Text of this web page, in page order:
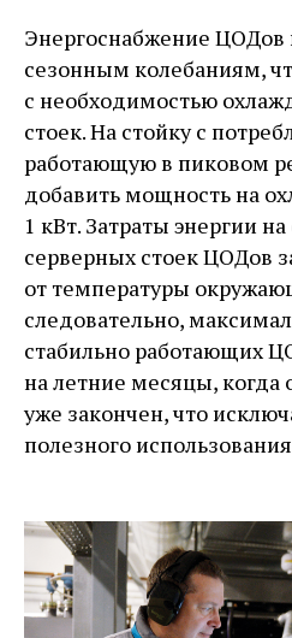
Энергоснабжение
сезонным колебаниям,
с необходимостью
стоек. На стойку с
работающую в пиковом
добавить мощность на
1 кВт. Затраты энергии
серверных стоек ЦОДов
от температуры
следовательно,
стабильно работающих
на летние месяцы, когда
уже закончен, что
полезного